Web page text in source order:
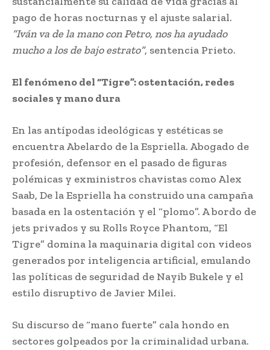
pago de horas nocturnas y el ajuste salarial.
“Iván va de la mano con Petro, nos ha ayudado
mucho a los de bajo estrato”, sentencia Prieto.
El fenómeno del “Tigre”: ostentación, redes
sociales y mano dura
En las antípodas ideológicas y estéticas se
encuentra Abelardo de la Espriella. Abogado de
profesión, defensor en el pasado de figuras
polémicas y exministros chavistas como Alex
Saab, De la Espriella ha construido una campaña
basada en la ostentación y el “plomo”. A bordo de
jets privados y su Rolls Royce Phantom, “El
Tigre” domina la maquinaria digital con videos
generados por inteligencia artificial, emulando
las políticas de seguridad de Nayib Bukele y el
estilo disruptivo de Javier Milei.
Su discurso de “mano fuerte” cala hondo en
sectores golpeados por la criminalidad urbana.